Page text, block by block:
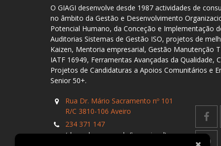
O GIAGI desenvolve desde 1987 actividades de
no âmbito da Gestão e Desenvolvimento
Potencial Humano, da Conceção e Implementação
Auditorias Sistemas de Gestão ISO, projetos de
Kaizen, Mentoria empresarial, Gestão Manutenção
IATF 16949, Ferramentas Avançadas da Qualidade,
Projetos de Candidaturas a Apoios Comunitários e
Senior 50+.
Rua Dr. Mário Sacramento nº 101
R/C 3810-106 Aveiro
234 371 147
(chamada para a rede fixa nacional)